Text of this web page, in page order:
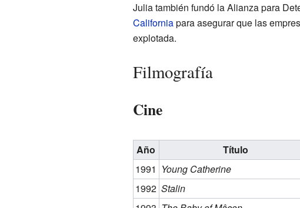
Julia también fundó la Alianza para
Californiapara asegurar que las
explotada.
Filmografía
Cine
Año Título
1991 Young Catherine
1992 Stalin